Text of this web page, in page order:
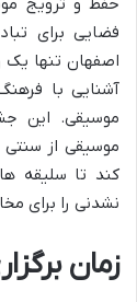
فضایی برای
اصفهان تنها یک
آشنایی با
موسیقی. این
موسیقی از
کند تا سلیقه
نشدنی را برای
زمان